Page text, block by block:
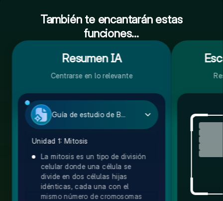
También te encantarán estas
funciones...
Resumen IA
Centrarse en lo relevante
Guía de estudio de Biología
Unidad 1: Mitosis
La mitosis es un tipo de división
celular donde una célula se
divide en dos células hijas
idénticas, cada una con el
mismo número de cromosomas